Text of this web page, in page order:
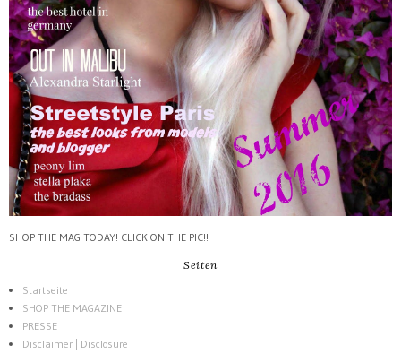
SHOP THE MAG TODAY! CLICK ON THE PIC!!
Seiten
Startseite
SHOP THE MAGAZINE
PRESSE
Disclaimer | Disclosure